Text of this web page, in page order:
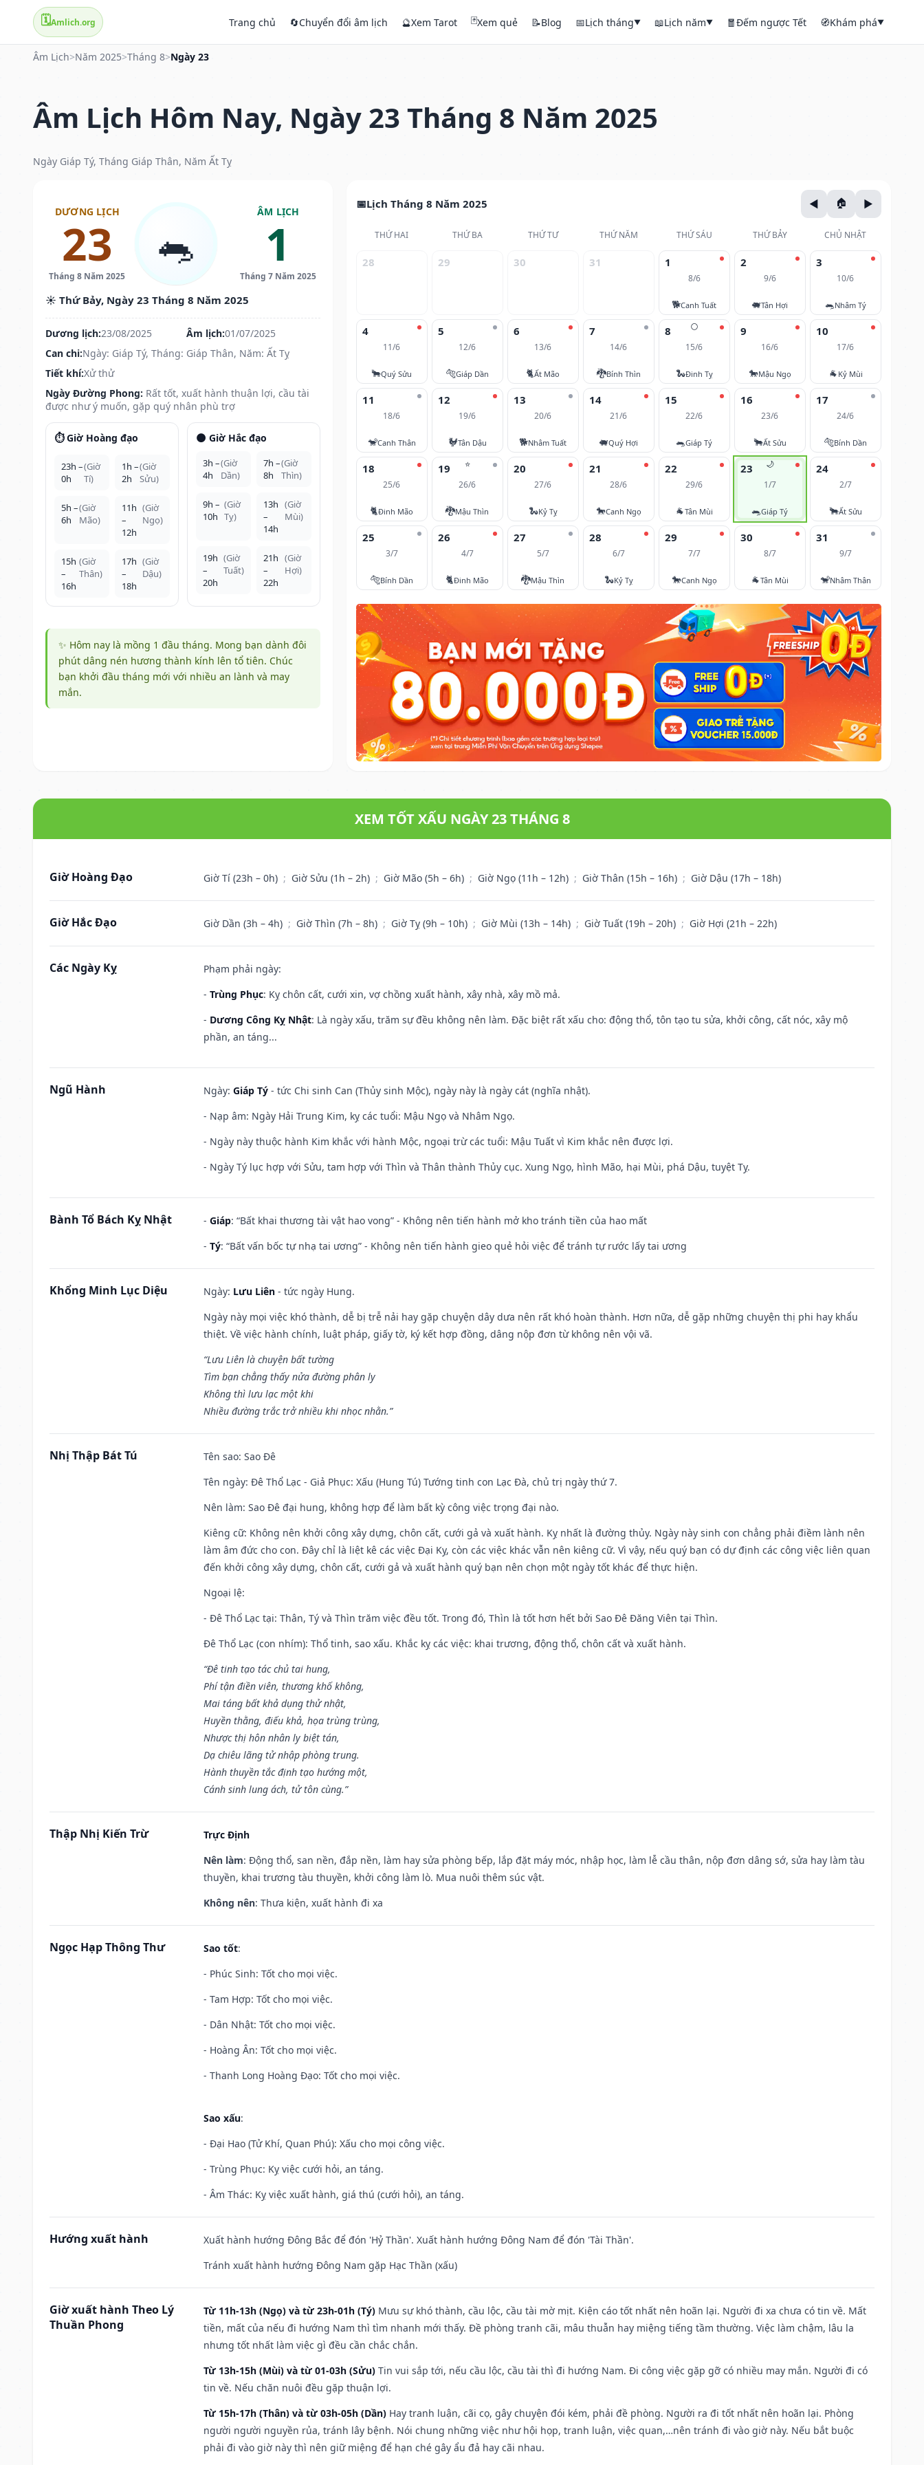
🗓️Amlich.org Trang chủ 🔄Chuyển đổi âm lịch 🔮Xem Tarot 🃏Xem quẻ 📝Blog 📅Lịch tháng▼ 📖Lịch năm▼ 🧧Đếm ngược Tết 🧭Khám phá▼
Âm Lịch>Năm 2025>Tháng 8>Ngày 23
Âm Lịch Hôm Nay, Ngày 23 Tháng 8 Năm 2025
Ngày Giáp Tý, Tháng Giáp Thân, Năm Ất Tỵ
DƯƠNG LỊCH
23
Tháng 8 Năm 2025
🐀
ÂM LỊCH
1
Tháng 7 Năm 2025
☀️ Thứ Bảy, Ngày 23 Tháng 8 Năm 2025
Dương lịch:23/08/2025 Âm lịch:01/07/2025
Can chi:Ngày: Giáp Tý, Tháng: Giáp Thân, Năm: Ất Tỵ
Tiết khí:Xử thử
Ngày Đường Phong: Rất tốt, xuất hành thuận lợi, cầu tài
được như ý muốn, gặp quý nhân phù trợ
⏱️ Giờ Hoàng đạo
23h –
0h
(Giờ
Tí)
1h –
2h
(Giờ
Sửu)
5h –
6h
(Giờ
Mão)
11h
–
12h
(Giờ
Ngọ)
15h
–
16h
(Giờ
Thân)
17h
–
18h
(Giờ
Dậu)
🌑 Giờ Hắc đạo
3h –
4h
(Giờ
Dần)
7h –
8h
(Giờ
Thìn)
9h –
10h
(Giờ
Tỵ)
13h
–
14h
(Giờ
Mùi)
19h
–
20h
(Giờ
Tuất)
21h
–
22h
(Giờ
Hợi)
✨ Hôm nay là mồng 1 đầu tháng. Mong bạn dành đôi
phút dâng nén hương thành kính lên tổ tiên. Chúc
bạn khởi đầu tháng mới với nhiều an lành và may
mắn.
Lịch Tháng 8 Năm 2025
THỨ HAI THỨ BA THỨ TƯ THỨ NĂM THỨ SÁU THỨ BẢY CHỦ NHẬT
28 29 30 31 1
8/6
🐕Canh Tuất
2
9/6
🐖Tân Hợi
3
10/6
🐀Nhâm Tý
4
11/6
🐂Quý Sửu
5
12/6
🐅Giáp Dần
6
13/6
🐈Ất Mão
7
14/6
🐉Bính Thìn
🌕
8
15/6
🐍Đinh Tỵ
9
16/6
🐎Mậu Ngọ
10
17/6
🐐 Kỷ Mùi
11
18/6
🐒Canh Thân
12
19/6
🐓Tân Dậu
13
20/6
🐕Nhâm Tuất
14
21/6
🐖Quý Hợi
15
22/6
🐀Giáp Tý
16
23/6
🐂Ất Sửu
17
24/6
🐅Bính Dần
18
25/6
🐈Đinh Mão
⭐
19
26/6
🐉Mậu Thìn
20
27/6
🐍Kỷ Tỵ
21
28/6
🐎Canh Ngọ
22
29/6
🐐Tân Mùi
🌙
23
1/7
🐀Giáp Tý
24
2/7
🐂Ất Sửu
25
3/7
🐅Bính Dần
26
4/7
🐈Đinh Mão
27
5/7
🐉Mậu Thìn
28
6/7
🐍Kỷ Tỵ
29
7/7
🐎Canh Ngọ
30
8/7
🐐Tân Mùi
31
9/7
🐒Nhâm Thân
XEM TỐT XẤU NGÀY 23 THÁNG 8
Giờ Hoàng Đạo Giờ Tí (23h – 0h) ; Giờ Sửu (1h – 2h) ; Giờ Mão (5h – 6h) ; Giờ Ngọ (11h – 12h) ; Giờ Thân (15h – 16h) ; Giờ Dậu (17h – 18h)
Giờ Hắc Đạo Giờ Dần (3h – 4h) ; Giờ Thìn (7h – 8h) ; Giờ Tỵ (9h – 10h) ; Giờ Mùi (13h – 14h) ; Giờ Tuất (19h – 20h) ; Giờ Hợi (21h – 22h)
Các Ngày Kỵ
Phạm phải ngày:
- Trùng Phục: Kỵ chôn cất, cưới xin, vợ chồng xuất hành, xây nhà, xây mồ mả.
- Dương Công Kỵ Nhật: Là ngày xấu, trăm sự đều không nên làm. Đặc biệt rất xấu cho: động thổ, tôn tạo tu sửa, khởi công, cất nóc, xây mộ
phần, an táng...
Ngũ Hành Ngày: Giáp Tý - tức Chi sinh Can (Thủy sinh Mộc), ngày này là ngày cát (nghĩa nhật).
- Nạp âm: Ngày Hải Trung Kim, kỵ các tuổi: Mậu Ngọ và Nhâm Ngọ.
- Ngày này thuộc hành Kim khắc với hành Mộc, ngoại trừ các tuổi: Mậu Tuất vì Kim khắc nên được lợi.
- Ngày Tý lục hợp với Sửu, tam hợp với Thìn và Thân thành Thủy cục. Xung Ngọ, hình Mão, hại Mùi, phá Dậu, tuyệt Tỵ.
Bành Tổ Bách Kỵ Nhật - Giáp: “Bất khai thương tài vật hao vong” - Không nên tiến hành mở kho tránh tiền của hao mất
- Tý: “Bất vấn bốc tự nhạ tai ương” - Không nên tiến hành gieo quẻ hỏi việc để tránh tự rước lấy tai ương
Khổng Minh Lục Diệu Ngày: Lưu Liên - tức ngày Hung.
Ngày này mọi việc khó thành, dễ bị trễ nải hay gặp chuyện dây dưa nên rất khó hoàn thành. Hơn nữa, dễ gặp những chuyện thị phi hay khẩu
thiệt. Về việc hành chính, luật pháp, giấy tờ, ký kết hợp đồng, dâng nộp đơn từ không nên vội vã.
“Lưu Liên là chuyện bất tường
Tìm bạn chẳng thấy nửa đường phân ly
Không thì lưu lạc một khi
Nhiều đường trắc trở nhiều khi nhọc nhằn.”
Nhị Thập Bát Tú Tên sao: Sao Đê
Tên ngày: Đê Thổ Lạc - Giả Phục: Xấu (Hung Tú) Tướng tinh con Lạc Đà, chủ trị ngày thứ 7.
Nên làm: Sao Đê đại hung, không hợp để làm bất kỳ công việc trọng đại nào.
Kiêng cữ: Không nên khởi công xây dựng, chôn cất, cưới gả và xuất hành. Kỵ nhất là đường thủy. Ngày này sinh con chẳng phải điềm lành nên
làm âm đức cho con. Đây chỉ là liệt kê các việc Đại Kỵ, còn các việc khác vẫn nên kiêng cữ. Vì vậy, nếu quý bạn có dự định các công việc liên quan
đến khởi công xây dựng, chôn cất, cưới gả và xuất hành quý bạn nên chọn một ngày tốt khác để thực hiện.
Ngoại lệ:
- Đê Thổ Lạc tại: Thân, Tý và Thìn trăm việc đều tốt. Trong đó, Thìn là tốt hơn hết bởi Sao Đê Đăng Viên tại Thìn.
Đê Thổ Lạc (con nhím): Thổ tinh, sao xấu. Khắc kỵ các việc: khai trương, động thổ, chôn cất và xuất hành.
“Đê tinh tạo tác chủ tai hung,
Phí tận điền viên, thương khố không,
Mai táng bất khả dụng thử nhật,
Huyền thằng, điếu khả, họa trùng trùng,
Nhược thị hôn nhân ly biệt tán,
Dạ chiêu lãng tử nhập phòng trung.
Hành thuyền tắc định tạo hướng một,
Cánh sinh lung ách, tử tôn cùng.”
Thập Nhị Kiến Trừ
Trực Định
Nên làm: Động thổ, san nền, đắp nền, làm hay sửa phòng bếp, lắp đặt máy móc, nhập học, làm lễ cầu thân, nộp đơn dâng sớ, sửa hay làm tàu
thuyền, khai trương tàu thuyền, khởi công làm lò. Mua nuôi thêm súc vật.
Không nên: Thưa kiện, xuất hành đi xa
Ngọc Hạp Thông Thư Sao tốt:
- Phúc Sinh: Tốt cho mọi việc.
- Tam Hợp: Tốt cho mọi việc.
- Dân Nhật: Tốt cho mọi việc.
- Hoàng Ân: Tốt cho mọi việc.
- Thanh Long Hoàng Đạo: Tốt cho mọi việc.
Sao xấu:
- Đại Hao (Tử Khí, Quan Phú): Xấu cho mọi công việc.
- Trùng Phục: Kỵ việc cưới hỏi, an táng.
- Âm Thác: Kỵ việc xuất hành, giá thú (cưới hỏi), an táng.
Hướng xuất hành
Xuất hành hướng Đông Bắc để đón 'Hỷ Thần'. Xuất hành hướng Đông Nam để đón 'Tài Thần'.
Tránh xuất hành hướng Đông Nam gặp Hạc Thần (xấu)
Giờ xuất hành Theo Lý
Thuần Phong
Từ 11h-13h (Ngọ) và từ 23h-01h (Tý) Mưu sự khó thành, cầu lộc, cầu tài mờ mịt. Kiện cáo tốt nhất nên hoãn lại. Người đi xa chưa có tin về. Mất
tiền, mất của nếu đi hướng Nam thì tìm nhanh mới thấy. Đề phòng tranh cãi, mâu thuẫn hay miệng tiếng tầm thường. Việc làm chậm, lâu la
nhưng tốt nhất làm việc gì đều cần chắc chắn.
Từ 13h-15h (Mùi) và từ 01-03h (Sửu) Tin vui sắp tới, nếu cầu lộc, cầu tài thì đi hướng Nam. Đi công việc gặp gỡ có nhiều may mắn. Người đi có
tin về. Nếu chăn nuôi đều gặp thuận lợi.
Từ 15h-17h (Thân) và từ 03h-05h (Dần) Hay tranh luận, cãi cọ, gây chuyện đói kém, phải đề phòng. Người ra đi tốt nhất nên hoãn lại. Phòng
người người nguyền rủa, tránh lây bệnh. Nói chung những việc như hội họp, tranh luận, việc quan,…nên tránh đi vào giờ này. Nếu bắt buộc
phải đi vào giờ này thì nên giữ miệng để hạn ché gây ẩu đả hay cãi nhau.